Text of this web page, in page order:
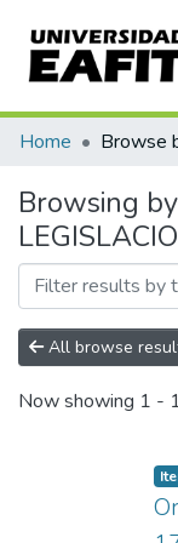
Communities &
All of DSpace
Home Browse
Browsing
All browse
Now showing 1 -